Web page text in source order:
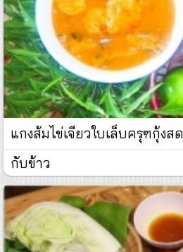
แกงส้มไข่เจียวใบเล็บครุฑกุ้งสด
กับข้าว